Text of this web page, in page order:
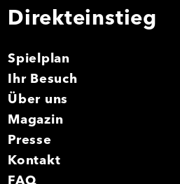
Direkteinstieg
Spielplan
Ihr Besuch
Über uns
Magazin
Presse
Kontakt
FAQ